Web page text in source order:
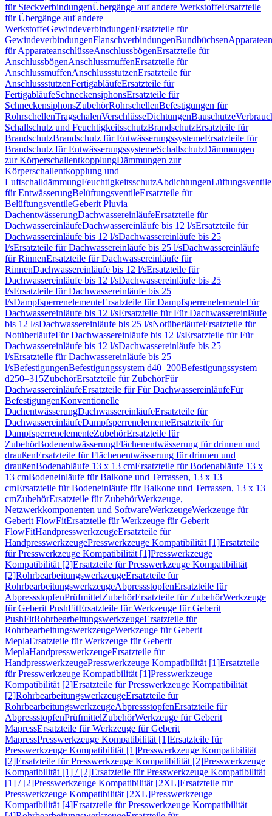
für SteckverbindungenÜbergänge auf andere WerkstoffeErsatzteile
für Übergänge auf andere
WerkstoffeGewindeverbindungenErsatzteile für
GewindeverbindungenFlanschverbindungenBundbüchsen
für ApparateanschlüsseAnschlussbögenErsatzteile für
AnschlussbögenAnschlussmuffenErsatzteile für
AnschlussmuffenAnschlussstutzenErsatzteile für
AnschlussstutzenFertigabläufeErsatzteile für
FertigabläufeSchneckensiphonsErsatzteile für
SchneckensiphonsZubehörRohrschellenBefestigungen für
RohrschellenTragschalenVerschlüsseDichtungenBauschutze
Schallschutz und FeuchtigkeitsschutzBrandschutzErsatzteile für
BrandschutzBrandschutz für EntwässerungssystemeErsatzteile für
Brandschutz für EntwässerungssystemeSchallschutzDämmungen
zur KörperschallentkopplungDämmungen zur
Körperschallentkopplung und
LuftschalldämmungFeuchtigkeitsschutzAbdichtungenLüftungsventile
für EntwässerungBelüftungsventileErsatzteile für
BelüftungsventileGeberit Pluvia
DachentwässerungDachwassereinläufeErsatzteile für
DachwassereinläufeDachwassereinläufe bis 12 l/sErsatzteile für
Dachwassereinläufe bis 12 l/sDachwassereinläufe bis 25
l/sErsatzteile für Dachwassereinläufe bis 25 l/sDachwassereinläufe
für RinnenErsatzteile für Dachwassereinläufe für
RinnenDachwassereinläufe bis 12 l/sErsatzteile für
Dachwassereinläufe bis 12 l/sDachwassereinläufe bis 25
l/sErsatzteile für Dachwassereinläufe bis 25
l/sDampfsperrenelementeErsatzteile für DampfsperrenelementeFür
Dachwassereinläufe bis 12 l/sErsatzteile für Für Dachwassereinläufe
bis 12 l/sDachwassereinläufe bis 25 l/sNotüberläufeErsatzteile für
NotüberläufeFür Dachwassereinläufe bis 12 l/sErsatzteile für Für
Dachwassereinläufe bis 12 l/sDachwassereinläufe bis 25
l/sErsatzteile für Dachwassereinläufe bis 25
l/sBefestigungenBefestigungssystem d40–200Befestigungssystem
d250–315ZubehörErsatzteile für ZubehörFür
DachwassereinläufeErsatzteile für Für DachwassereinläufeFür
BefestigungenKonventionelle
DachentwässerungDachwassereinläufeErsatzteile für
DachwassereinläufeDampfsperrenelementeErsatzteile für
DampfsperrenelementeZubehörErsatzteile für
ZubehörBodenentwässerungFlächenentwässerung für drinnen und
draußenErsatzteile für Flächenentwässerung für drinnen und
draußenBodenabläufe 13 x 13 cmErsatzteile für Bodenabläufe 13 x
13 cmBodeneinläufe für Balkone und Terrassen, 13 x 13
cmErsatzteile für Bodeneinläufe für Balkone und Terrassen, 13 x 13
cmZubehörErsatzteile für ZubehörWerkzeuge,
Netzwerkkomponenten und SoftwareWerkzeugeWerkzeuge für
Geberit FlowFitErsatzteile für Werkzeuge für Geberit
FlowFitHandpresswerkzeugeErsatzteile für
HandpresswerkzeugePresswerkzeuge Kompatibilität [1]Ersatzteile
für Presswerkzeuge Kompatibilität [1]Presswerkzeuge
Kompatibilität [2]Ersatzteile für Presswerkzeuge Kompatibilität
[2]RohrbearbeitungswerkzeugeErsatzteile für
RohrbearbeitungswerkzeugeAbpressstopfenErsatzteile für
AbpressstopfenPrüfmittelZubehörErsatzteile für ZubehörWerkzeuge
für Geberit PushFitErsatzteile für Werkzeuge für Geberit
PushFitRohrbearbeitungswerkzeugeErsatzteile für
RohrbearbeitungswerkzeugeWerkzeuge für Geberit
MeplaErsatzteile für Werkzeuge für Geberit
MeplaHandpresswerkzeugeErsatzteile für
HandpresswerkzeugePresswerkzeuge Kompatibilität [1]Ersatzteile
für Presswerkzeuge Kompatibilität [1]Presswerkzeuge
Kompatibilität [2]Ersatzteile für Presswerkzeuge Kompatibilität
[2]RohrbearbeitungswerkzeugeErsatzteile für
RohrbearbeitungswerkzeugeAbpressstopfenErsatzteile für
AbpressstopfenPrüfmittelZubehörWerkzeuge für Geberit
MapressErsatzteile für Werkzeuge für Geberit
MapressPresswerkzeuge Kompatibilität [1]Ersatzteile für
Presswerkzeuge Kompatibilität [1]Presswerkzeuge Kompatibilität
[2]Ersatzteile für Presswerkzeuge Kompatibilität [2]Presswerkzeuge
Kompatibilität [1] / [2]Ersatzteile für Presswerkzeuge Kompatibilität
[1] / [2]Presswerkzeuge Kompatibilität [2XL]Ersatzteile für
Presswerkzeuge Kompatibilität [2XL]Presswerkzeuge
Kompatibilität [4]Ersatzteile für Presswerkzeuge Kompatibilität